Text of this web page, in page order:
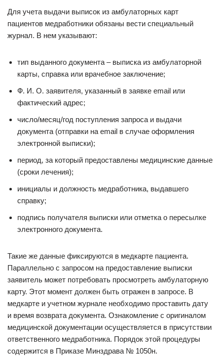
Для учета выдачи выписок из амбулаторных карт
пациентов медработники обязаны вести специальный
журнал. В нем указывают:
тип выданного документа – выписка из амбулаторной
карты, справка или врачебное заключение;
Ф. И. О. заявителя, указанный в заявке email или
фактический адрес;
число/месяц/год поступления запроса и выдачи
документа (отправки на email в случае оформления
электронной выписки);
период, за который предоставлены медицинские данные
(сроки лечения);
инициалы и должность медработника, выдавшего
справку;
подпись получателя выписки или отметка о пересылке
электронного документа.
Такие же данные фиксируются в медкарте пациента.
Параллельно с запросом на предоставление выписки
заявитель может потребовать просмотреть амбулаторную
карту. Этот момент должен быть отражен в запросе. В
медкарте и учетном журнале необходимо проставить дату
и время возврата документа. Ознакомление с оригиналом
медицинской документации осуществляется в присутствии
ответственного медработника. Порядок этой процедуры
содержится в Приказе Минздрава № 1050н.